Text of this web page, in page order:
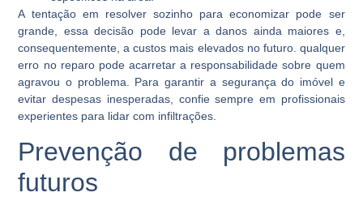
A tentação em resolver sozinho para economizar pode ser
grande, essa decisão pode levar a danos ainda maiores e,
consequentemente, a custos mais elevados no futuro. qualquer
erro no reparo pode acarretar a responsabilidade sobre quem
agravou o problema. Para garantir a segurança do imóvel e
evitar despesas inesperadas, confie sempre em profissionais
experientes para lidar com infiltrações.
Prevenção de problemas
futuros